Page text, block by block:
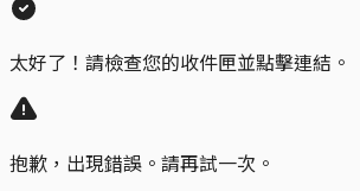
太好了！請檢查您的收件匣並點擊連結。
抱歉，出現錯誤。請再試一次。